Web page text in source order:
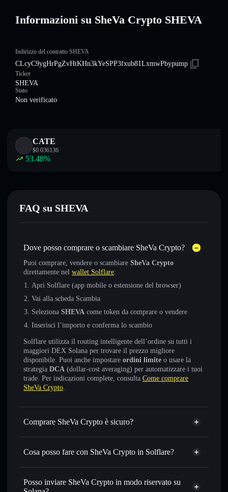
Informazioni su SheVa Crypto SHEVA
Indirizzo del contratto SHEVA
CLcyC9ygHrPgZvHtKHn3kYeSPP3fxub81LxmwPbypump
Ticker
SHEVA
Stato
Non verificato
CATE
$0.036136
53.48%
FAQ su SHEVA
Dove posso comprare o scambiare SheVa Crypto?
Puoi comprare, vendere o scambiare SheVa Crypto
direttamente nel wallet Solflare:
Apri Solflare (app mobile o estensione del browser)
Vai alla scheda Scambia
Seleziona SHEVA come token da comprare o vendere
Inserisci l’importo e conferma lo scambio
Solflare utilizza il routing intelligente dell’ordine su tutti i
maggiori DEX Solana per trovare il prezzo migliore
disponibile. Puoi anche impostare ordini limite o usare la
strategia DCA (dollar-cost averaging) per automatizzare i tuoi
trade. Per indicazioni complete, consulta Come comprare
SheVa Crypto.
Comprare SheVa Crypto è sicuro?
SheVa Crypto non è verificato
Cosa posso fare con SheVa Crypto in Solflare?
SheVa Crypto
wallet Solflare
Scambiare istantaneamente— scambia SHEVA in SOL,
USDC o in migliaia di altri token Solana al prezzo migliore
Posso inviare SheVa Crypto in modo riservato su